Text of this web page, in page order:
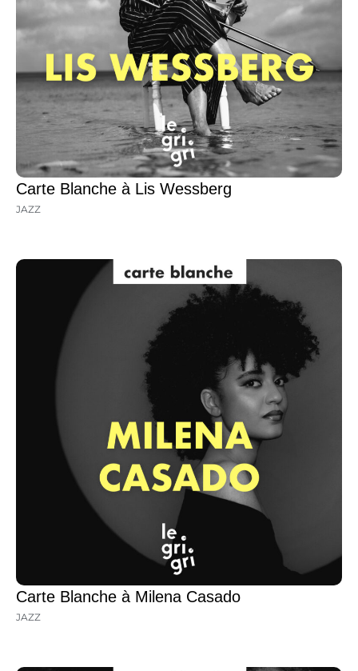
Carte Blanche à Lis Wessberg
JAZZ
Carte Blanche à Milena Casado
JAZZ